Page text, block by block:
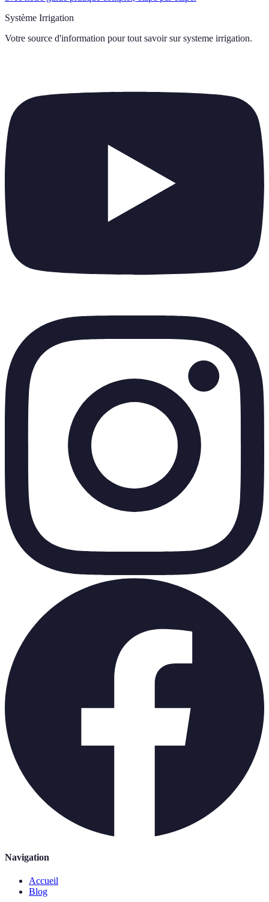
Système Irrigation
Votre source d'information pour tout savoir sur systeme irrigation.
Navigation
Accueil
Blog